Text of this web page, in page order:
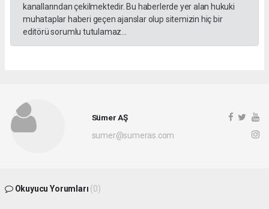
kanallarından çekilmektedir. Bu haberlerde yer alan hukuki
muhataplar haberi geçen ajanslar olup sitemizin hiç bir
editörü sorumlu tutulamaz...
Sümer AŞ
sumer@sumeras.com
Okuyucu Yorumları (0)